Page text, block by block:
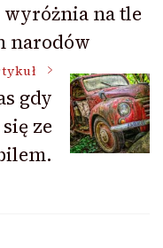
wyróżnia na tle
narodów
gdy
ze